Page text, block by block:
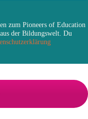
zum Pioneers of Education
der Bildungswelt. Du